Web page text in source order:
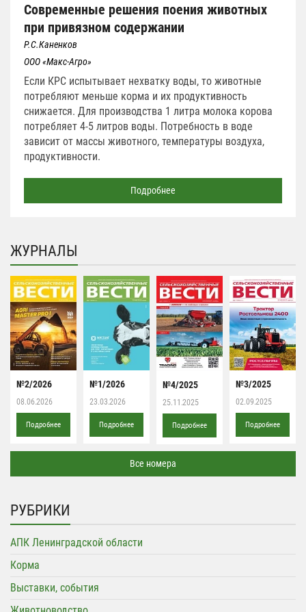
Современные решения поения животных
при привязном содержании
Р.С.Каненков
ООО «Макс-Агро»
Если КРС испытывает нехватку воды, то животные
потребляют меньше корма и их продуктивность
снижается. Для производства 1 литра молока корова
потребляет 4-5 литров воды. Потребность в воде
зависит от массы животного, температуры воздуха,
продуктивности.
Подробнее
ЖУРНАЛЫ
№2/2026
08.06.2026
Подробнее
№1/2026
23.03.2026
Подробнее
№4/2025
25.11.2025
Подробнее
№3/2025
02.09.2025
Подробнее
Все номера
РУБРИКИ
АПК Ленинградской области
Корма
Выставки, события